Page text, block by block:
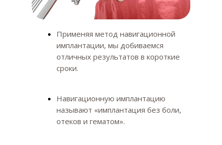
Применяя метод навигационной
имплантации, мы добиваемся
отличных результатов в короткие
сроки.
Навигационную имплантацию
называют «имплантация без боли,
отеков и гематом».